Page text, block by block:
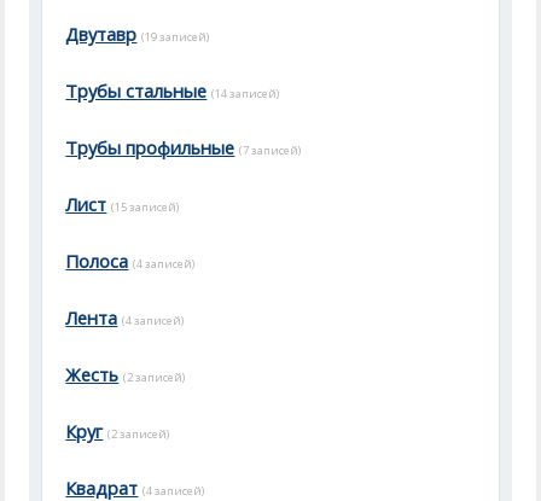
Двутавр (19 записей)
Трубы стальные (14 записей)
Трубы профильные (7 записей)
Лист (15 записей)
Полоса (4 записей)
Лента (4 записей)
Жесть (2 записей)
Круг (2 записей)
Квадрат (4 записей)